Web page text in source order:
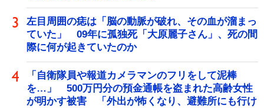
左目周囲の痣は「脳の動脈が破れ、その血が溜まっ
ていた」 09年に孤独死「大原麗子さん」、死の間
際に何が起きていたのか
「自衛隊員や報道カメラマンのフリをして泥棒
を…」 500万円分の預金通帳を盗まれた高齢女性
が明かす被害 「外出が怖くなり、避難所にも行け